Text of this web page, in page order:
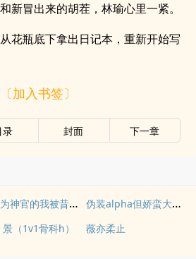
新冒出来的胡茬，林瑜心里一紧。
花瓶底下拿出日记本，重新开始写
〔加入书签〕
录 封面 下一章
身为神官的我被昔日部下俘获了
伪装alpha但娇蛮大小姐（abo NPH）
（1v1骨科h） 薇亦柔止